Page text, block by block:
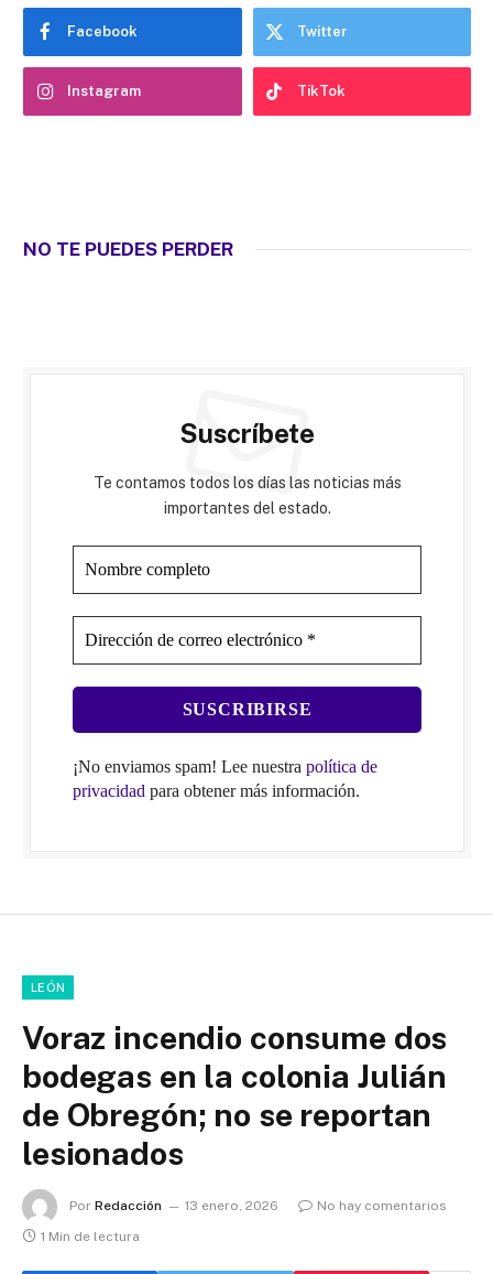
Facebook Twitter
Instagram TikTok
NO TE PUEDES PERDER
Suscríbete
Te contamos todos los días las noticias más
importantes del estado.
¡No enviamos spam! Lee nuestra política de
privacidad para obtener más información.
LEÓN
Voraz incendio consume dos
bodegas en la colonia Julián
de Obregón; no se reportan
lesionados
Por Redacción 13 enero, 2026
No hay comentarios
1 Min de lectura